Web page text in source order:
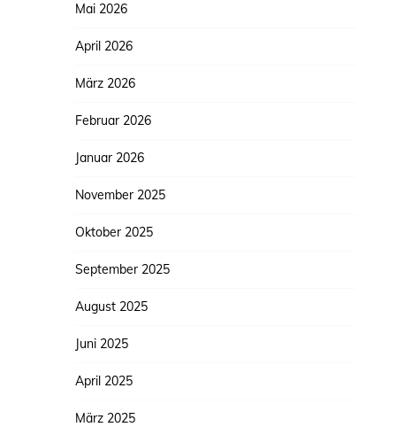
Mai 2026
April 2026
März 2026
Februar 2026
Januar 2026
November 2025
Oktober 2025
September 2025
August 2025
Juni 2025
April 2025
März 2025